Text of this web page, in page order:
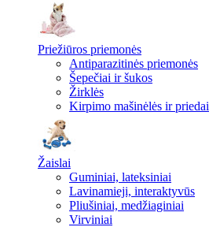
Priežiūros priemonės
Antiparazitinės priemonės
Šepečiai ir šukos
Žirklės
Kirpimo mašinėlės ir priedai
Žaislai
Guminiai, lateksiniai
Lavinamieji, interaktyvūs
Pliušiniai, medžiaginiai
Virviniai